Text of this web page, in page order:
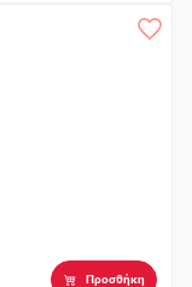
Προσθήκη